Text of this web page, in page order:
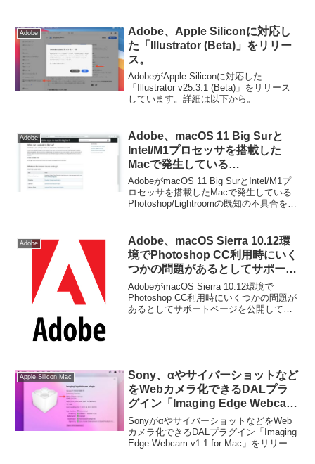
Adobe
Adobe、Apple Siliconに対応し
た「Illustrator (Beta)」をリリー
ス。
AdobeがApple Siliconに対応した
「Illustrator v25.3.1 (Beta)」をリリース
しています。詳細は以下から。
Adobe
Adobe、macOS 11 Big Surと
Intel/M1プロセッサを搭載した
Macで発生している
Photoshop/Lightroomの既知の
不具合を公開。
AdobeがmacOS 11 Big SurとIntel/M1プ
ロセッサを搭載したMacで発生している
Photoshop/Lightroomの既知の不具合を公
Adobe
Adobe、macOS Sierra 10.12環
境でPhotoshop CC利用時にいく
つかの問題があるとしてサポート
ページを公開。
AdobeがmacOS Sierra 10.12環境で
Photoshop CC利用時にいくつかの問題が
あるとしてサポートページを公開してい
Apple Silicon Mac
Sony、αやサイバーショットなど
をWebカメラ化できるDALプラ
グイン「Imaging Edge Webcam
v1.1 for Mac」をリリース。
macOS 11/12やApple Siliconに
対応。
SonyがαやサイバーショットなどをWeb
カメラ化できるDALプラグイン「Imaging
Edge Webcam v1.1 for Mac」をリリース